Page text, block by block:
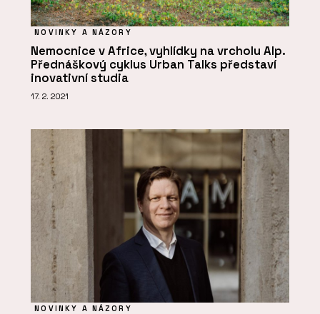
NOVINKY A NÁZORY
Nemocnice v Africe, vyhlídky na vrcholu Alp.
Přednáškový cyklus Urban Talks představí
inovativní studia
17. 2. 2021
NOVINKY A NÁZORY